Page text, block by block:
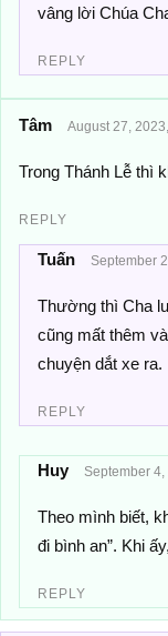
vâng lời Chúa
REPLY
Tâm August 27,
Trong Thánh Lễ thì
REPLY
Tuấn September
Thường thì Cha
cũng mất thêm
chuyện dắt xe ra.
REPLY
Huy September
Theo mình biết,
đi bình an”. Khi
REPLY